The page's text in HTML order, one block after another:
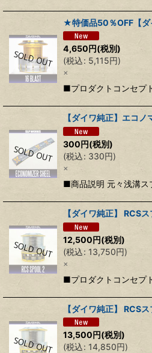
★特価品50％OFF【ダ
4,650円(税別)
(税込: 5,115円)
×
■プロダクトコンセプ
【ダイワ純正】エコ
300円(税別)
(税込: 330円)
×
■商品説明 元々浅溝ス
【ダイワ純正】 RCS
12,500円(税別)
(税込: 13,750円)
×
■プロダクトコンセプ
【ダイワ純正】 RCS
13,500円(税別)
(税込: 14,850円)